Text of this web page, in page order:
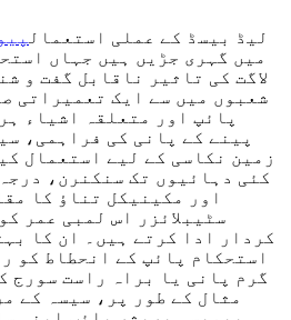
لیڈ بیسڈ کے عملی استعمال
میں گہری جڑیں ہیں جہاں
لاگت کی تاثیر ناقابل گفت و
شعبوں میں سے ایک تعمیراتی
پائپ اور متعلقہ اشیاء
پینے کے پانی کی فراہمی،
زمین نکاسی کے لیے استعمال
کئی دہائیوں تک سنکنرن،
اور مکینیکل تناؤ کا
سٹیبلائزر اس لمبی عمر
کردار ادا کرتے ہیں۔ ان کا
استحکام پائپ کے انحطاط کو
گرم پانی یا براہ راست سورج
مثال کے طور پر، سیسہ کے